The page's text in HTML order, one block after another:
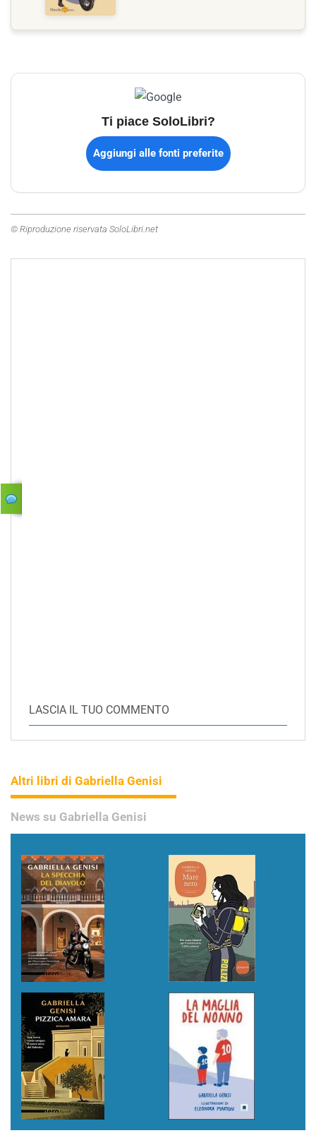
Ti piace SoloLibri?
Aggiungi alle fonti preferite
© Riproduzione riservata SoloLibri.net
LASCIA IL TUO COMMENTO
Altri libri di Gabriella Genisi
News su Gabriella Genisi